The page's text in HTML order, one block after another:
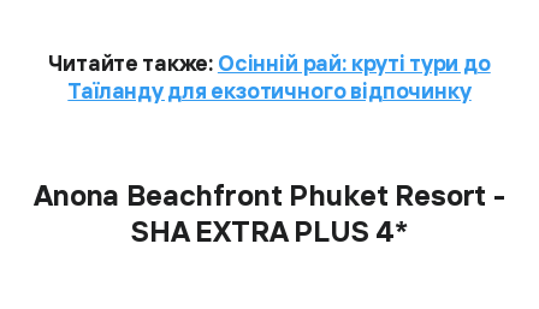
Читайте также: Осінній рай: круті тури до
Таїланду для екзотичного відпочинку
Anona Beachfront Phuket Resort -
SHA EXTRA PLUS 4*